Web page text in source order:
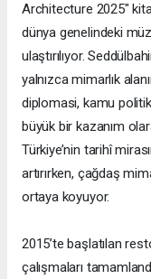
Architecture 2025"
dünya genelindeki
ulaştırılıyor.
yalnızca mimarlık
diplomasi, kamu
büyük bir kazanım
Türkiye’nin tarihî
artırırken, çağdaş
ortaya koyuyor.
2015’te başlatılan
çalışmaları